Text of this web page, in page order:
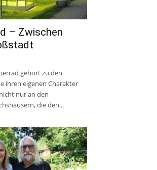
– Zwischen
gehört zu den
ihren eigenen Charakter
nur an den
die den...